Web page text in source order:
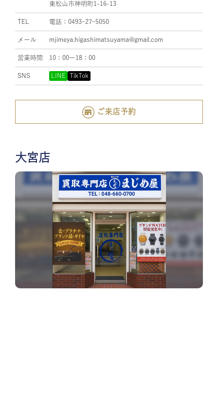
東松山市神明町1-16-13
TEL 電話：0493ｰ27ｰ5050
メール mjimeya.higashimatsuyama@gmail.com
営業時間 10：00ー18：00
SNS LINE TikTok
ご来店予約
大宮店